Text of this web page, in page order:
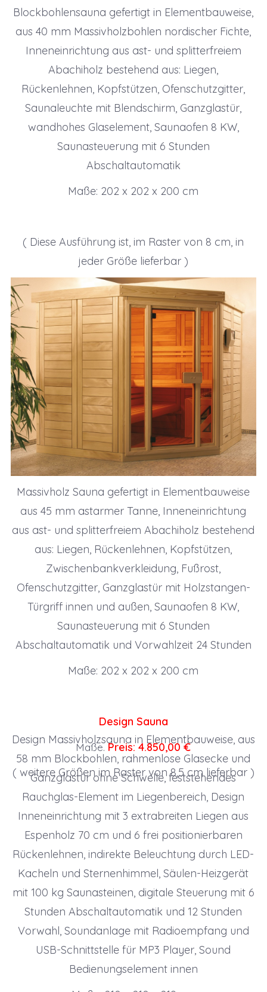
Blockbohlensauna gefertigt in Elementbauweise,
aus 40 mm Massivholzbohlen nordischer Fichte,
Inneneinrichtung aus ast- und splitterfreiem
Abachiholz bestehend aus: Liegen,
Rückenlehnen, Kopfstützen, Ofenschutzgitter,
Saunaleuchte mit Blendschirm, Ganzglastür,
wandhohes Glaselement, Saunaofen 8 KW,
Saunasteuerung mit 6 Stunden
Abschaltautomatik
Maße: 202 x 202 x 200 cm
( Diese Ausführung ist, im Raster von 8 cm, in
jeder Größe lieferbar )
Massivholz Sauna gefertigt in Elementbauweise
aus 45 mm astarmer Tanne, Inneneinrichtung
aus ast- und splitterfreiem Abachiholz bestehend
aus: Liegen, Rückenlehnen, Kopfstützen,
Zwischenbankverkleidung, Fußrost,
Ofenschutzgitter, Ganzglastür mit Holzstangen-
Türgriff innen und außen, Saunaofen 8 KW,
Saunasteuerung mit 6 Stunden
Abschaltautomatik und Vorwahlzeit 24 Stunden
Maße: 202 x 202 x 200 cm
Design Sauna
Maße.Preis: 4.850,00 €
( weitere Größen im Raster von 8,5 cm lieferbar )
Design Massivholzsauna in Elementbauweise, aus
58 mm Blockbohlen, rahmenlose Glasecke und
Ganzglastür ohne Schwelle, feststehendes
Rauchglas-Element im Liegenbereich, Design
Inneneinrichtung mit 3 extrabreiten Liegen aus
Espenholz 70 cm und 6 frei positionierbaren
Rückenlehnen, indirekte Beleuchtung durch LED-
Kacheln und Sternenhimmel, Säulen-Heizgerät
mit 100 kg Saunasteinen, digitale Steuerung mit 6
Stunden Abschaltautomatik und 12 Stunden
Vorwahl, Soundanlage mit Radioempfang und
USB-Schnittstelle für MP3 Player, Sound
Bedienungselement innen